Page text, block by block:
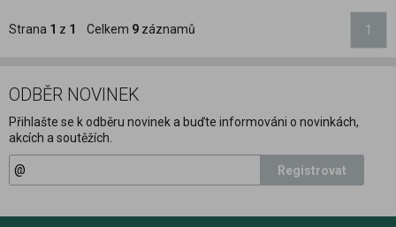
Strana 1 z 1 Celkem 9 záznamů 1
ODBĚR NOVINEK
Přihlašte se k odběru novinek a buďte informováni o novinkách,
akcích a soutěžích.
Registrovat